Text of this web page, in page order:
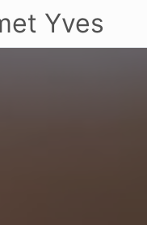
Yves